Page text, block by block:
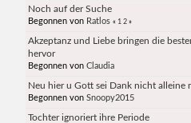
Noch auf der Suche
Begonnen von Ratlos « 1 2 »
Akzeptanz und Liebe bringen die
hervor
Begonnen vonClaudia
Neu hier u Gott sei Dank nicht alleine
Begonnen vonSnoopy2015
Tochter ignoriert ihre Periode